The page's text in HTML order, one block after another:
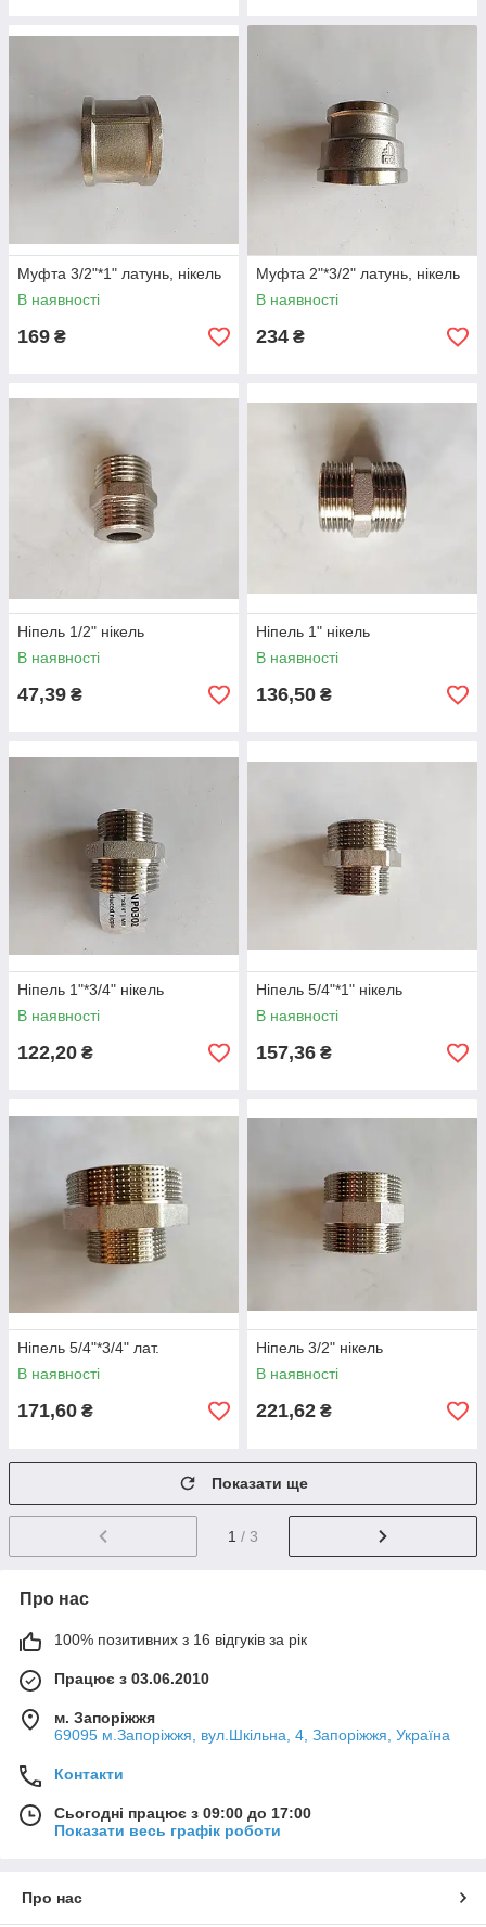
Муфта 3/2"*1" латунь, нікель
В наявності
169 ₴
Муфта 2"*3/2" латунь, нікель
В наявності
234 ₴
Ніпель 1/2" нікель
В наявності
47,39 ₴
Ніпель 1" нікель
В наявності
136,50 ₴
Ніпель 1"*3/4" нікель
В наявності
122,20 ₴
Ніпель 5/4"*1" нікель
В наявності
157,36 ₴
Ніпель 5/4"*3/4" лат.
В наявності
171,60 ₴
Ніпель 3/2" нікель
В наявності
221,62 ₴
Показати ще
1 / 3
Про нас
100% позитивних з 16 відгуків за рік
Працює з 03.06.2010
м. Запоріжжя
69095 м.Запоріжжя, вул.Шкільна, 4, Запоріжжя, Україна
Контакти
Сьогодні працює з 09:00 до 17:00
Показати весь графік роботи
Про нас